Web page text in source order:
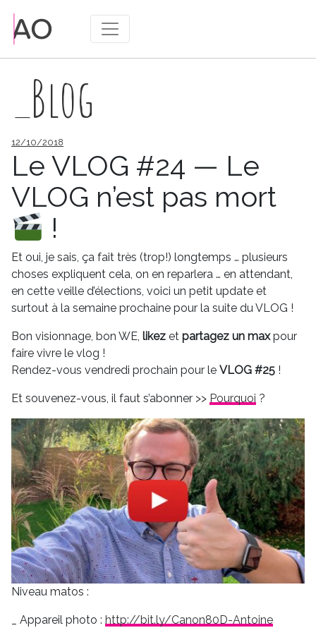
_Blog
Publié
12/10/2018
Le VLOG #24 — Le
VLOG n’est pas mort
!
Et oui, je sais, ça fait très (trop!) longtemps … plusieurs
choses expliquent cela, on en reparlera … en attendant,
en cette veille d’élections, voici un petit update et
surtout à la semaine prochaine pour la suite du VLOG !
Bon visionnage, bon WE, likez et partagez un maxpour
faire vivre le vlog !
Rendez-vous vendredi prochain pour le VLOG #25 !
Et souvenez-vous, il faut s’abonner >> Pourquoi ?
Niveau matos :
Appareil photo : http://bit.ly/Canon80D-Antoine